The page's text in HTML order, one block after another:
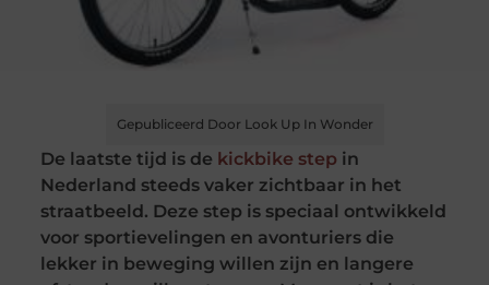
Gepubliceerd Door Look Up In Wonder
De laatste tijd is de kickbike step in
Nederland steeds vaker zichtbaar in het
straatbeeld. Deze step is speciaal ontwikkeld
voor sportievelingen en avonturiers die
lekker in beweging willen zijn en langere